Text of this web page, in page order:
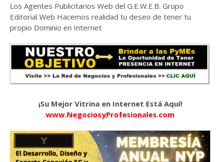
Los Agentes Publicitarios Web del G.E.W.E.B. Grupo
Editorial Web Hacemos realidad tu deseo de tener tu
propio Dominio en Internet
¡Su Mejor Vitrina en Internet Está Aquí!
www.NegociosyProfesionales.com